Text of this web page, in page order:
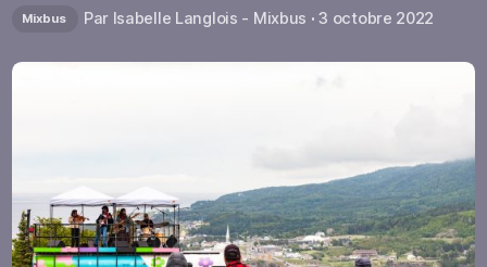
Mixbus Par Isabelle Langlois - Mixbus 3 octobre 2022